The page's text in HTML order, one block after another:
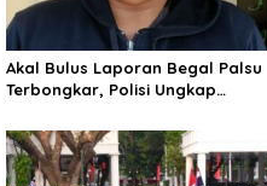
Akal Bulus Laporan Begal Palsu
Terbongkar, Polisi Ungkap
untuk Crypto